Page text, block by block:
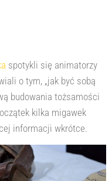
spotykli się animatorzy
o tym, „jak być sobą
budowania tożsamości
kilka migawek
informacji wkrótce.